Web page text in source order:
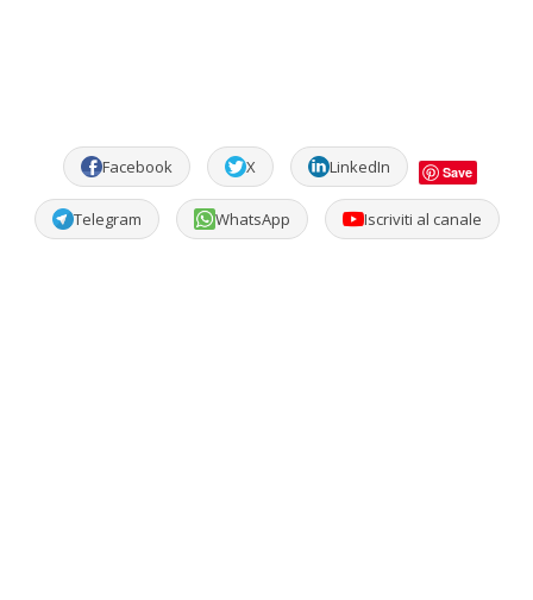
Facebook X LinkedIn Save
Telegram WhatsApp Iscriviti al canale